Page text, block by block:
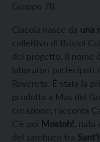
Gruppo 78.
Ciacola nasce da una
collettivo di Bristol
del progetto. Il nome
laboratori partecipati
Rovereto. È stata la
prodotta a Mas del
creazione, racconta
C’è poi Mostoh! ,
del sambuco tra